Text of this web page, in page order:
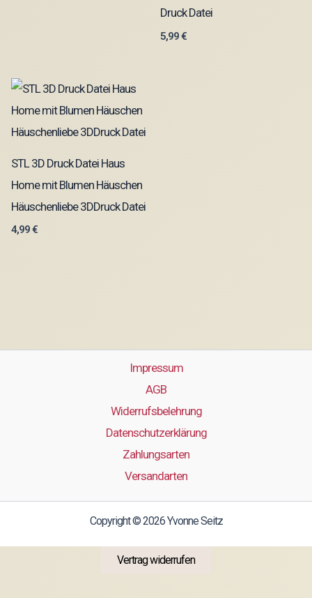
Druck Datei
5,99€
STL 3D Druck Datei Haus
Home mit Blumen Häuschen
Häuschenliebe 3DDruck Datei
4,99€
Impressum
AGB
Widerrufsbelehrung
Datenschutzerklärung
Zahlungsarten
Versandarten
Copyright © 2026 Yvonne Seitz
Vertrag widerrufen